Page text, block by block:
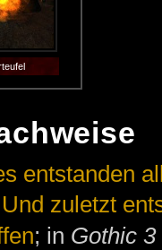
entstanden
zuletzt
; in Gothic